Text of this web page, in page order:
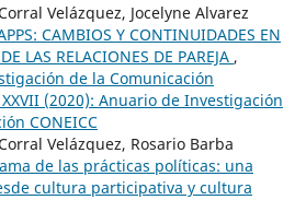
Velázquez, Jocelyne Alvarez
CAMBIOS Y CONTINUIDADES EN
LAS RELACIONES DE PAREJA ,
de la Comunicación
(2020): Anuario de Investigación
CONEICC
Velázquez, Rosario Barba
de las prácticas políticas: una
cultura participativa y cultura